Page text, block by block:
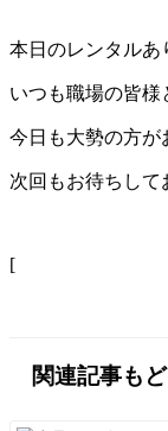
本日のレンタルあ
いつも職場の皆様
今日も大勢の方が
次回もお待ちして
[
関連記事も